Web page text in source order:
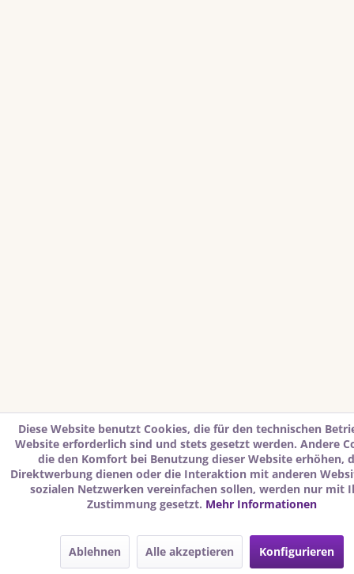
Diese Website benutzt Cookies, die für den technischen
Website erforderlich sind und stets gesetzt werden. Andere
die den Komfort bei Benutzung dieser Website erhöhen,
Direktwerbung dienen oder die Interaktion mit anderen
sozialen Netzwerken vereinfachen sollen, werden nur mit
Zustimmung gesetzt. Mehr Informationen
Ablehnen Alle akzeptieren Konfigurieren